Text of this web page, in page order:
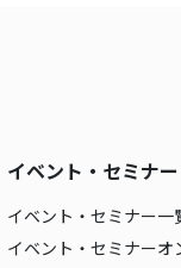
イベント・セミナー
イベント・セミナー一
イベント・セミナーオ